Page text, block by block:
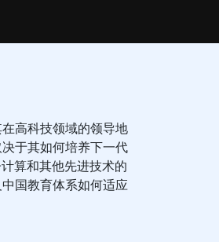
高科技领域的领导地
于其如何培养下一代
算和其他先进技术的
国教育体系如何适应